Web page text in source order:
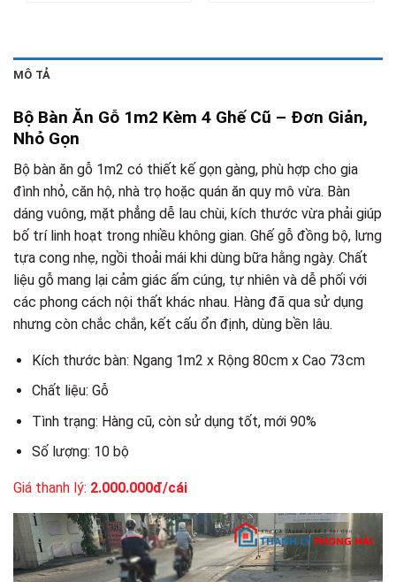
MÔ TẢ
Bộ Bàn Ăn Gỗ 1m2 Kèm 4 Ghế Cũ – Đơn Giản,
Nhỏ Gọn
Bộ bàn ăn gỗ 1m2 có thiết kế gọn gàng, phù hợp cho gia
đình nhỏ, căn hộ, nhà trọ hoặc quán ăn quy mô vừa. Bàn
dáng vuông, mặt phẳng dễ lau chùi, kích thước vừa phải giúp
bố trí linh hoạt trong nhiều không gian. Ghế gỗ đồng bộ, lưng
tựa cong nhẹ, ngồi thoải mái khi dùng bữa hằng ngày. Chất
liệu gỗ mang lại cảm giác ấm cúng, tự nhiên và dễ phối với
các phong cách nội thất khác nhau. Hàng đã qua sử dụng
nhưng còn chắc chắn, kết cấu ổn định, dùng bền lâu.
Kích thước bàn: Ngang 1m2 x Rộng 80cm x Cao 73cm
Chất liệu: Gỗ
Tình trạng: Hàng cũ, còn sử dụng tốt, mới 90%
Số lượng: 10 bộ
Giá thanh lý: 2.000.000đ/cái